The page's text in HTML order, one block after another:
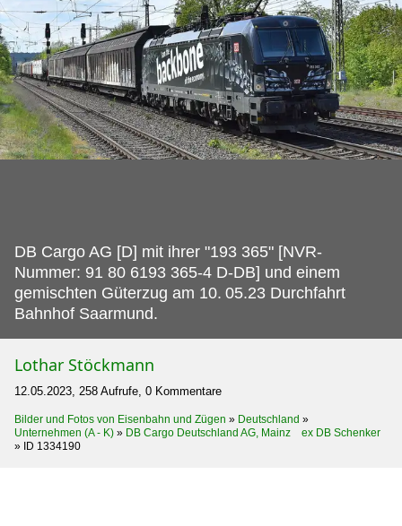
DB Cargo AG [D] mit ihrer "193 365" [NVR-
Nummer: 91 80 6193 365-4 D-DB] und einem
gemischten Güterzug am 10. 05.23 Durchfahrt
Bahnhof Saarmund.
Lothar Stöckmann
12.05.2023, 258 Aufrufe, 0 Kommentare
Bilder und Fotos von Eisenbahn und Zügen » Deutschland »
Unternehmen (A - K) » DB Cargo Deutschland AG, Mainz ex DB Schenker
» ID 1334190